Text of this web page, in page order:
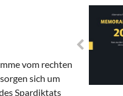
vom rechten
sich um
Spardiktats